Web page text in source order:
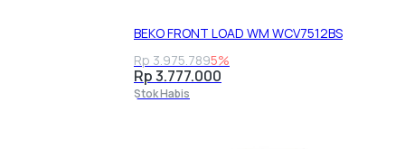
BEKO FRONT LOAD WM WCV7512BS
Rp 3.975.7895%
Rp 3.777.000
Stok Habis